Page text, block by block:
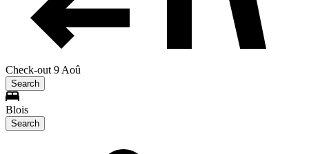
Check-out 9 Aoû
Search
Blois
Search